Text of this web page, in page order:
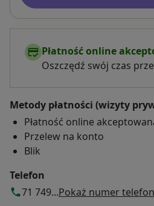
Płatność online
Oszczędź swój czas
Metody płatności (wizyty
Płatność online
Przelew na konto
Blik
Telefon
71 749...Pokaż numer